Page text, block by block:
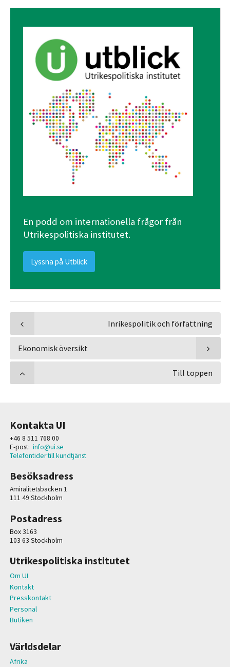
En podd om internationella frågor från
Utrikespolitiska institutet.
Lyssna på Utblick
Inrikespolitik och författning
Ekonomisk översikt
Till toppen
Kontakta UI
+46 8 511 768 00
E-post: info@ui.se
Telefontider till kundtjänst
Besöksadress
Amiralitetsbacken 1
111 49 Stockholm
Postadress
Box 3163
103 63 Stockholm
Utrikespolitiska institutet
Om UI
Kontakt
Presskontakt
Personal
Butiken
Världsdelar
Afrika